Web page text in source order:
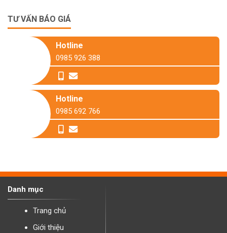
TƯ VẤN BÁO GIÁ
Hotline
0985 926 388
Hotline
0985 692 766
Danh mục
Trang chủ
Giới thiệu